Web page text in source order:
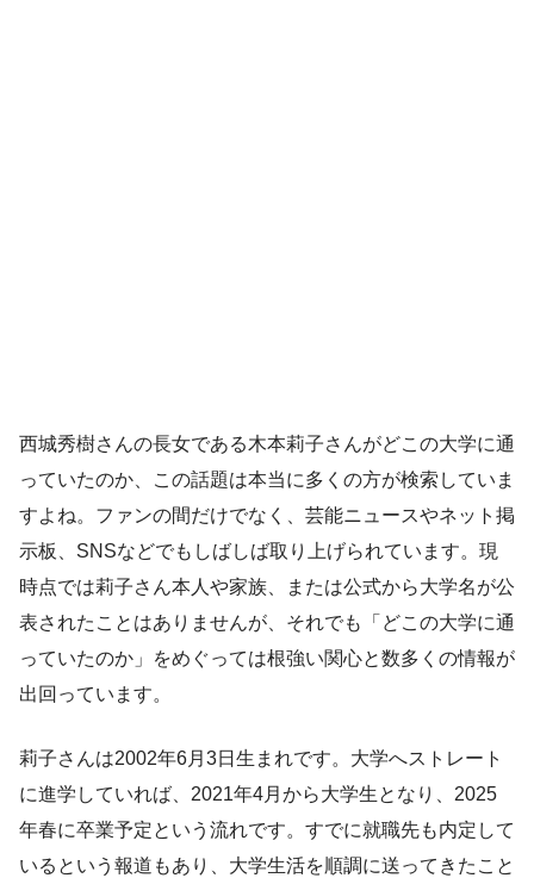
西城秀樹さんの長女である木本莉子さんがどこの大学に通
っていたのか、この話題は本当に多くの方が検索していま
すよね。ファンの間だけでなく、芸能ニュースやネット掲
示板、SNSなどでもしばしば取り上げられています。現
時点では莉子さん本人や家族、または公式から大学名が公
表されたことはありませんが、それでも「どこの大学に通
っていたのか」をめぐっては根強い関心と数多くの情報が
出回っています。
莉子さんは2002年6月3日生まれです。大学へストレート
に進学していれば、2021年4月から大学生となり、2025
年春に卒業予定という流れです。すでに就職先も内定して
いるという報道もあり、大学生活を順調に送ってきたこと